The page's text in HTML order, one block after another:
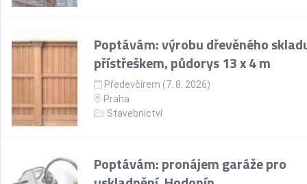
Poptávám: výrobu dřevěného
přístřeškem, půdorys 13 x 4 m
Předevčírem (7. 8. 2026)
Praha
Stavebnictví
Poptávám: pronájem garáže pro